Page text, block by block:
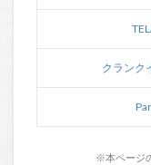
クランク
※本ページ